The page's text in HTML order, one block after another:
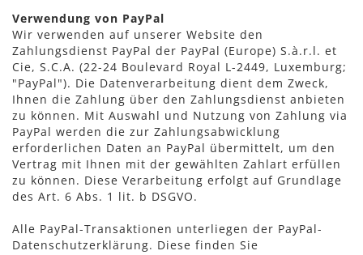
Verwendung von PayPal
Wir verwenden auf unserer Website den
Zahlungsdienst PayPal der PayPal (Europe) S.à.r.l. et
Cie, S.C.A. (22-24 Boulevard Royal L-2449, Luxemburg;
"PayPal"). Die Datenverarbeitung dient dem Zweck,
Ihnen die Zahlung über den Zahlungsdienst anbieten
zu können. Mit Auswahl und Nutzung von Zahlung via
PayPal werden die zur Zahlungsabwicklung
erforderlichen Daten an PayPal übermittelt, um den
Vertrag mit Ihnen mit der gewählten Zahlart erfüllen
zu können. Diese Verarbeitung erfolgt auf Grundlage
des Art. 6 Abs. 1 lit. b DSGVO.
Alle PayPal-Transaktionen unterliegen der PayPal-
Datenschutzerklärung. Diese finden Sie